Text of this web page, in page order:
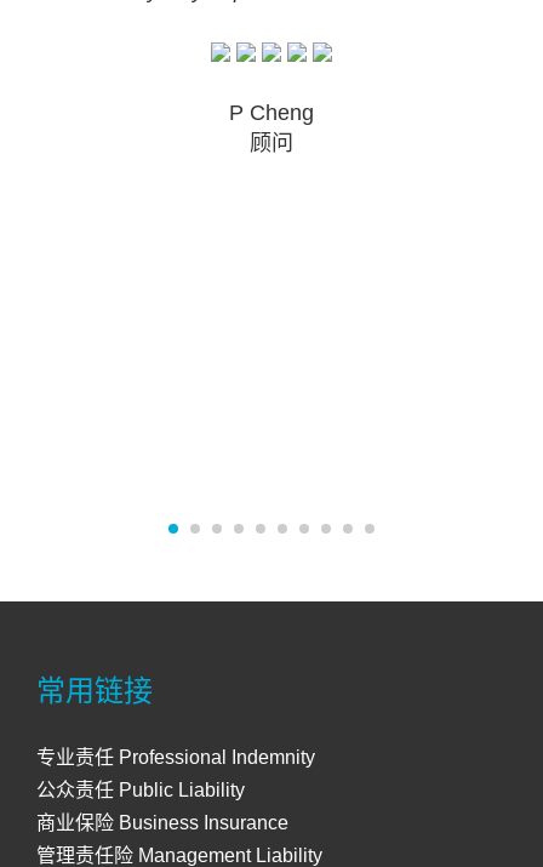
P Cheng
顾问
常用链接
专业责任 Professional Indemnity
公众责任 Public Liability
商业保险 Business Insurance
管理责任险 Management Liability